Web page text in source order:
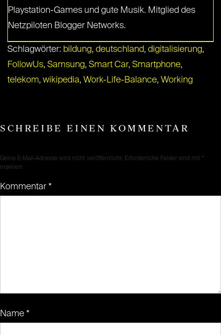
Playstation-Games und gute Musik. Mitglied des
Netzpiloten Blogger Networks.
Schlagwörter: bildung, deutschland, digitalisierung,
FollowUs, Samsung, Smart Car, Smartphone,
telekom, wikipedia, Work-Life-Balance, Working
SCHREIBE EINEN KOMMENTAR
Deine E-Mail-Adresse wird nicht veröffentlicht. Erforderliche Felder sind mit *
markiert
Kommentar *
Name *